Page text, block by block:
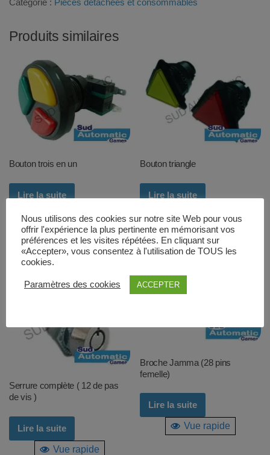
Catégorie : Pièces détachées et consommables
Produits similaires
Bouton trois en un
Lire la suite
Vue rapide
Bouton triangle
Lire la suite
Vue rapide
Serrure complète ( 12 de pas
de vis )
Lire la suite
Vue rapide
Broche Jamma (28 pins
femelle)
Lire la suite
Vue rapide
Nous utilisons des cookies sur notre site Web pour vous
offrir l'expérience la plus pertinente en mémorisant vos
préférences et les visites répétées. En cliquant sur
«Accepter», vous consentez à l'utilisation de TOUS les
cookies.
Paramètres des cookies ACCEPTER